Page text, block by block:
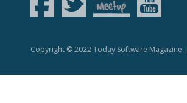
Copyright © 2022 Today Software Magazine |